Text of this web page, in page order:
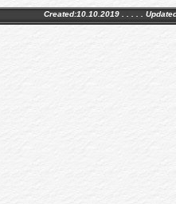
Created:10.10.2019 . . . . .